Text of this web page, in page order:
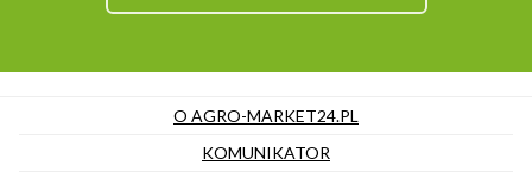
O AGRO-MARKET24.PL
KOMUNIKATOR